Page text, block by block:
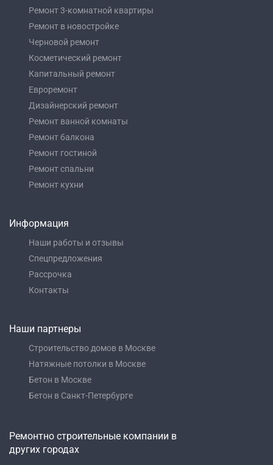
Ремонт 3-комнатной квартиры
Ремонт в новостройке
Черновой ремонт
Косметический ремонт
Капитальный ремонт
Евроремонт
Дизайнерский ремонт
Ремонт ванной комнаты
Ремонт балкона
Ремонт гостиной
Ремонт спальни
Ремонт кухни
Информация
Наши работы и отзывы
Спецпредложения
Рассрочка
Контакты
Наши партнеры
Строительство домов в Москве
Натяжные потолки в Москве
Бетон в Москве
Бетон в Санкт-Петербурге
Ремонтно строительные компании в
других городах